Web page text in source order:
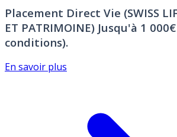
Placement Direct Vie (SWISS
ET PATRIMOINE) Jusqu'à 1
conditions).
En savoir plus